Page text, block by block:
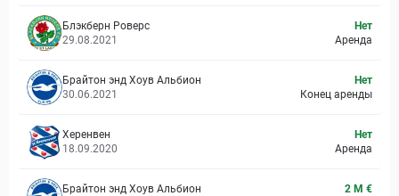
Блэкберн Роверс
29.08.2021
Нет
Аренда
Брайтон энд Хоув Альбион
30.06.2021
Нет
Конец аренды
Херенвен
18.09.2020
Нет
Аренда
Брайтон энд Хоув Альбион
2 M €